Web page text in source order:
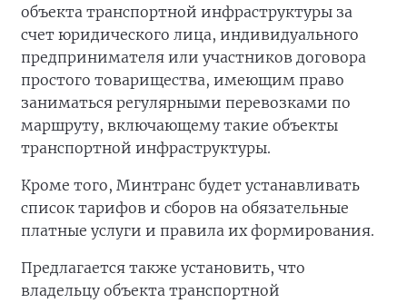
объекта транспортной инфраструктуры за
счет юридического лица, индивидуального
предпринимателя или участников договора
простого товарищества, имеющим право
заниматься регулярными перевозками по
маршруту, включающему такие объекты
транспортной инфраструктуры.
Кроме того, Минтранс будет устанавливать
список тарифов и сборов нa обязательные
платные услуги и правила их формирования.
Предлагается также установить, что
владельцу объекта транспортной